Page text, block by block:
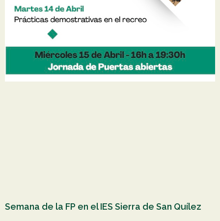
Semana de la FP en el IES Sierra de San Quílez